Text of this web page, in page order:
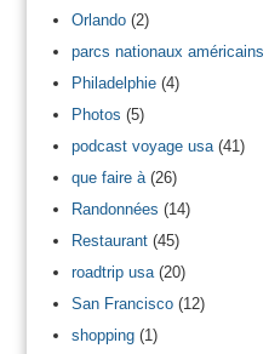
Orlando(2)
parcs nationaux américains
Philadelphie(4)
Photos (5)
podcast voyage usa(41)
que faire à(26)
Randonnées (14)
Restaurant(45)
roadtrip usa(20)
San Francisco(12)
shopping(1)